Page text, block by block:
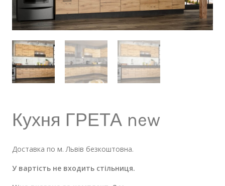
Кухня ГРЕТА new
Доставка по м. Львів безкоштовна.
У вартість не входить стільниця.